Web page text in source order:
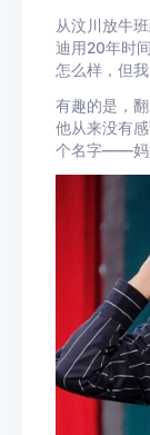
从汶川放牛
迪用20年时
怎么样，但我
有趣的是，
他从来没有
个名字——妈